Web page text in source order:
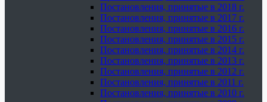
Постановления, принятые в 2018 г.
Постановления, принятые в 2017 г.
Постановления, принятые в 2016 г.
Постановления, принятые в 2015 г.
Постановления, принятые в 2014 г.
Постановления, принятые в 2013 г.
Постановления, принятые в 2012 г.
Постановления, принятые в 2011 г.
Постановления, принятые в 2010 г.